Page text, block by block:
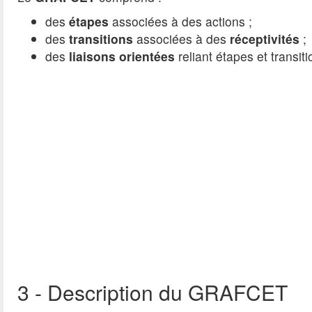
des étapes associées à des actions ;
des transitions associées à des réceptivités ;
des liaisons orientées reliant étapes et
3 - Description du GRAFCET